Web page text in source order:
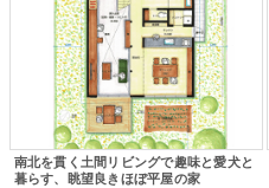
南北を貫く土間リビングで趣味と愛犬と
暮らす、眺望良きほぼ平屋の家